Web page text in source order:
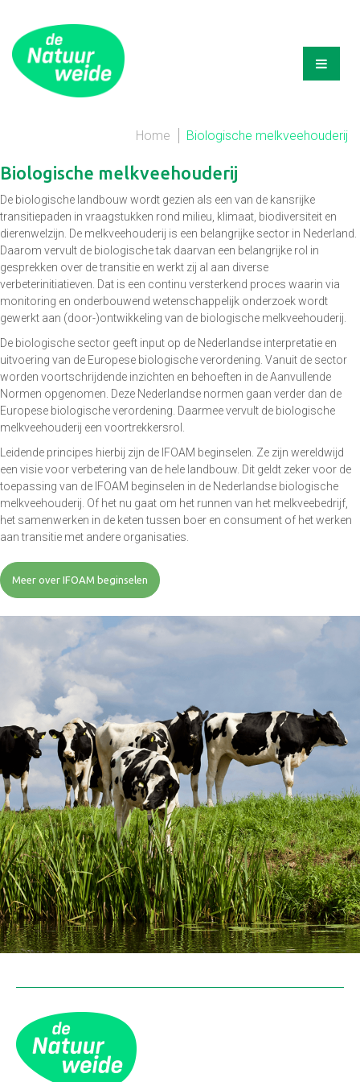
Home Biologische melkveehouderij
Biologische melkveehouderij
De biologische landbouw wordt gezien als een van de kansrijke
transitiepaden in vraagstukken rond milieu, klimaat, biodiversiteit en
dierenwelzijn. De melkveehouderij is een belangrijke sector in Nederland.
Daarom vervult de biologische tak daarvan een belangrijke rol in
gesprekken over de transitie en werkt zij al aan diverse
verbeterinitiatieven. Dat is een continu versterkend proces waarin via
monitoring en onderbouwend wetenschappelijk onderzoek wordt
gewerkt aan (door-)ontwikkeling van de biologische melkveehouderij.
De biologische sector geeft input op de Nederlandse interpretatie en
uitvoering van de Europese biologische verordening. Vanuit de sector
worden voortschrijdende inzichten en behoeften in de Aanvullende
Normen opgenomen. Deze Nederlandse normen gaan verder dan de
Europese biologische verordening. Daarmee vervult de biologische
melkveehouderij een voortrekkersrol.
Leidende principes hierbij zijn de IFOAM beginselen. Ze zijn wereldwijd
een visie voor verbetering van de hele landbouw. Dit geldt zeker voor de
toepassing van de IFOAM beginselen in de Nederlandse biologische
melkveehouderij. Of het nu gaat om het runnen van het melkveebedrijf,
het samenwerken in de keten tussen boer en consument of het werken
aan transitie met andere organisaties.
Meer over IFOAM beginselen